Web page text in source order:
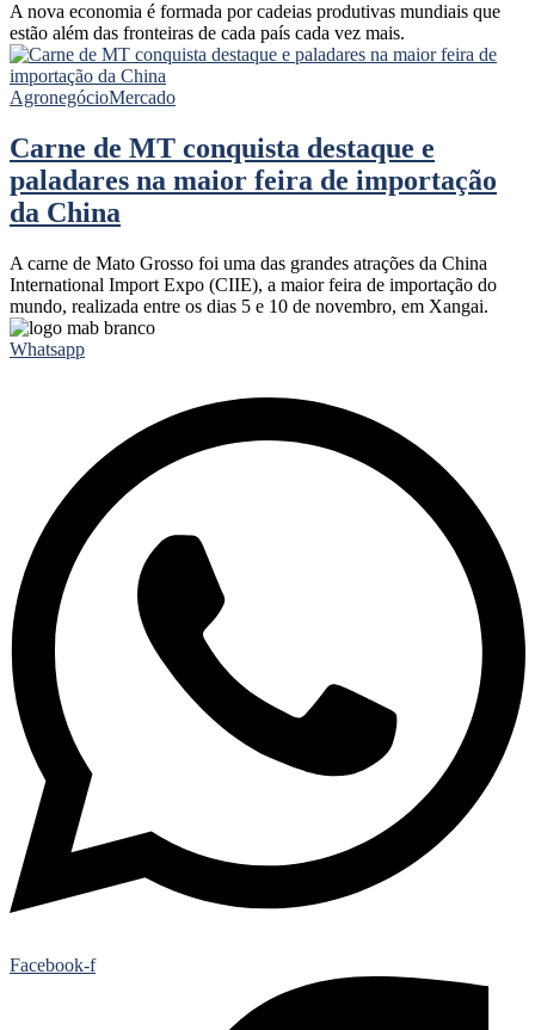
A nova economia é formada por cadeias produtivas mundiais que
estão além das fronteiras de cada país cada vez mais.
AgronegócioMercado
Carne de MT conquista destaque e
paladares na maior feira de importação
da China
A carne de Mato Grosso foi uma das grandes atrações da China
International Import Expo (CIIE), a maior feira de importação do
mundo, realizada entre os dias 5 e 10 de novembro, em Xangai.
Whatsapp
Facebook-f